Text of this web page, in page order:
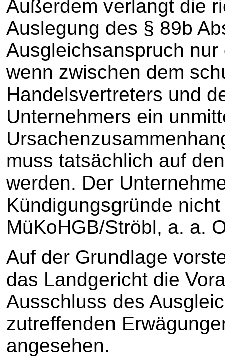
Außerdem verlangt die
Auslegung des § 89b
Ausgleichsanspruch
wenn zwischen dem
Handelsvertreters und
Unternehmers ein
muss tatsächlich auf
werden. Der
Kündigungsgründe
MüKoHGB/Ströbl, a. a.
Auf der Grundlage
das Landgericht die
Ausschluss des
zutreffenden
angesehen.